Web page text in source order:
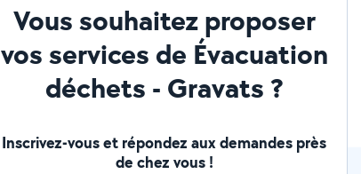
Vous souhaitez proposer
vos services de Évacuation
déchets - Gravats ?
Inscrivez-vous et répondez aux demandes près
de chez vous !